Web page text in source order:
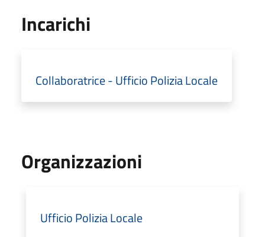
Incarichi
Collaboratrice - Ufficio Polizia Locale
Organizzazioni
Ufficio Polizia Locale